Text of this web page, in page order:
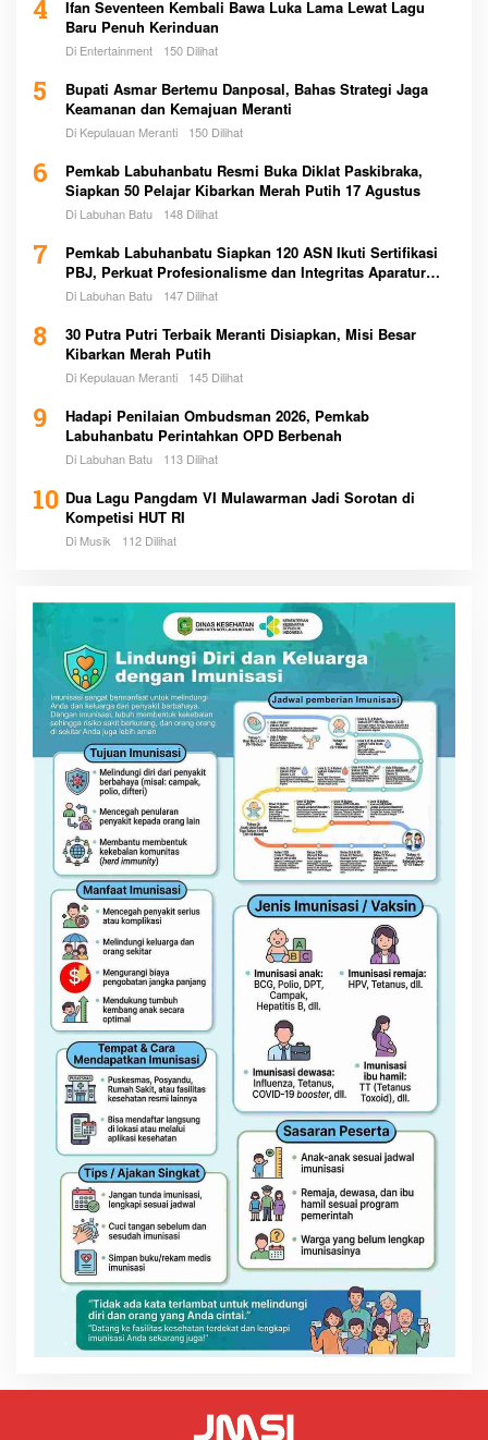
4
Ifan Seventeen Kembali Bawa Luka Lama Lewat Lagu
Baru Penuh Kerinduan
Di Entertainment 150 Dilihat
5
Bupati Asmar Bertemu Danposal, Bahas Strategi Jaga
Keamanan dan Kemajuan Meranti
Di Kepulauan Meranti 150 Dilihat
6
Pemkab Labuhanbatu Resmi Buka Diklat Paskibraka,
Siapkan 50 Pelajar Kibarkan Merah Putih 17 Agustus
Di Labuhan Batu 148 Dilihat
7
Pemkab Labuhanbatu Siapkan 120 ASN Ikuti Sertifikasi
PBJ, Perkuat Profesionalisme dan Integritas Aparatur
Pemerintah
Di Labuhan Batu 147 Dilihat
8
30 Putra Putri Terbaik Meranti Disiapkan, Misi Besar
Kibarkan Merah Putih
Di Kepulauan Meranti 145 Dilihat
9
Hadapi Penilaian Ombudsman 2026, Pemkab
Labuhanbatu Perintahkan OPD Berbenah
Di Labuhan Batu 113 Dilihat
10 Dua Lagu Pangdam VI Mulawarman Jadi Sorotan di
Kompetisi HUT RI
Di Musik 112 Dilihat